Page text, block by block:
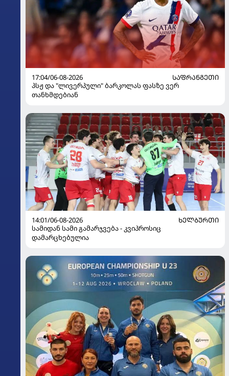
17:04/06-08-2026
ᲡᲐᲤᲠᲐᲜᲒᲔᲗᲘ
პსჟ და "ლივერპული" ბარკოლას ფასზე ვერ
თანხმდებიან
14:01/06-08-2026
ᲮᲔᲚᲑᲣᲠᲗᲘ
სამიდან სამი გამარჯვება - კვიპროსიც
დამარცხებულია